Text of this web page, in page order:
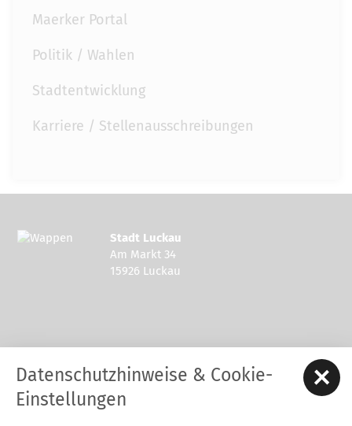
Maerker Portal
Politik / Wahlen
Stadtentwicklung
Karriere / Stellenausschreibungen
Stadt Luckau
Am Markt 34
15926 Luckau
Tel.: 03544 - 594 0
Fax: 03544 - 2948
E-Mail:stadt@luckau.de
Datenschutzhinweise & Cookie-
Einstellungen